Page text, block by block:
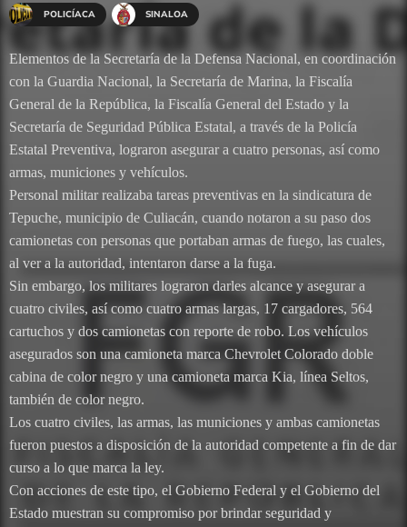
POLICÍACA SINALOA
Elementos de la Secretaría de la Defensa Nacional, en coordinación
con la Guardia Nacional, la Secretaría de Marina, la Fiscalía
General de la República, la Fiscalía General del Estado y la
Secretaría de Seguridad Pública Estatal, a través de la Policía
Estatal Preventiva, lograron asegurar a cuatro personas, así como
armas, municiones y vehículos.
Personal militar realizaba tareas preventivas en la sindicatura de
Tepuche, municipio de Culiacán, cuando notaron a su paso dos
camionetas con personas que portaban armas de fuego, las cuales,
al ver a la autoridad, intentaron darse a la fuga.
Sin embargo, los militares lograron darles alcance y asegurar a
cuatro civiles, así como cuatro armas largas, 17 cargadores, 564
cartuchos y dos camionetas con reporte de robo. Los vehículos
asegurados son una camioneta marca Chevrolet Colorado doble
cabina de color negro y una camioneta marca Kia, línea Seltos,
también de color negro.
Los cuatro civiles, las armas, las municiones y ambas camionetas
fueron puestos a disposición de la autoridad competente a fin de dar
curso a lo que marca la ley.
Con acciones de este tipo, el Gobierno Federal y el Gobierno del
Estado muestran su compromiso por brindar seguridad y